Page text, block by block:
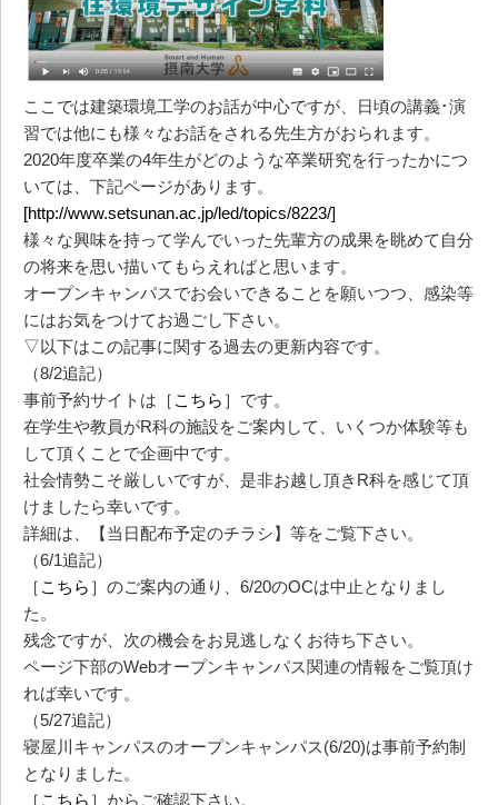
ここでは建築環境工学のお話が中心ですが、日頃の講義･演
習では他にも様々なお話をされる先生方がおられます。
2020年度卒業の4年生がどのような卒業研究を行ったかにつ
いては、下記ページがあります。
[http://www.setsunan.ac.jp/led/topics/8223/]
様々な興味を持って学んでいった先輩方の成果を眺めて自分
の将来を思い描いてもらえればと思います。
オープンキャンパスでお会いできることを願いつつ、感染等
にはお気をつけてお過ごし下さい。
▽以下はこの記事に関する過去の更新内容です。
（8/2追記）
事前予約サイトは［ こちら ］です。
在学生や教員がR科の施設をご案内して、いくつか体験等も
して頂くことで企画中です。
社会情勢こそ厳しいですが、是非お越し頂きR科を感じて頂
けましたら幸いです。
詳細は、【当日配布予定のチラシ】等をご覧下さい。
（6/1追記）
［ こちら ］のご案内の通り、6/20のOCは中止となりまし
た。
残念ですが、次の機会をお見逃しなくお待ち下さい。
ページ下部のWebオープンキャンパス関連の情報をご覧頂け
れば幸いです。
（5/27追記）
寝屋川キャンパスのオープンキャンパス(6/20)は事前予約制
となりました。
［ こちら ］からご確認下さい。